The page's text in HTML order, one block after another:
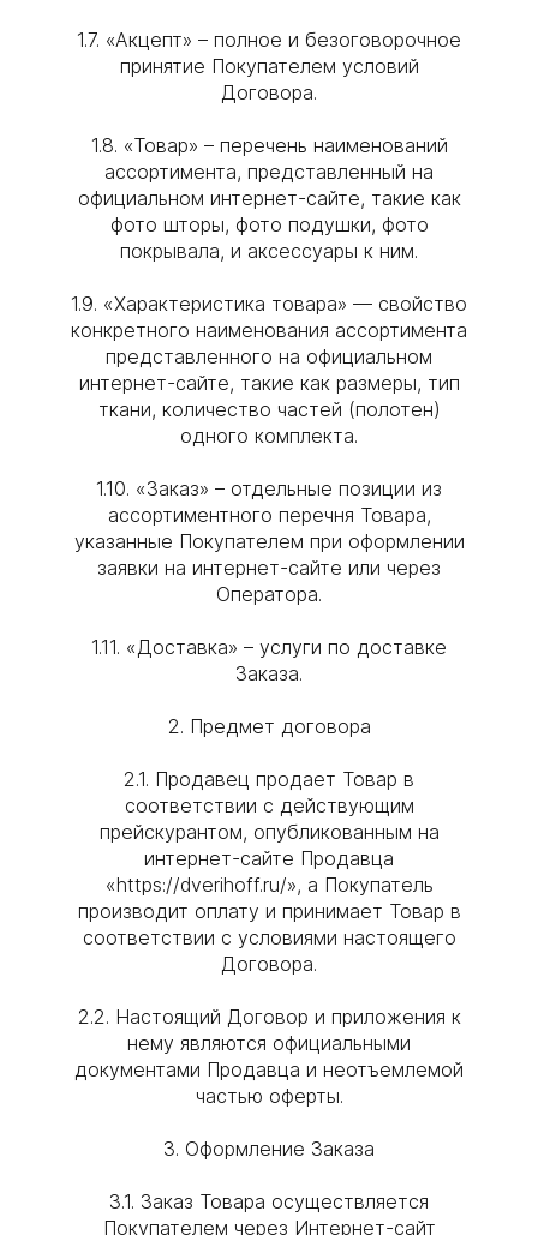
1.7. «Акцепт» – полное и безоговорочное
принятие Покупателем условий
Договора.
1.8. «Товар» – перечень наименований
ассортимента, представленный на
официальном интернет-сайте, такие как
фото шторы, фото подушки, фото
покрывала, и аксессуары к ним.
1.9. «Характеристика товара» — свойство
конкретного наименования ассортимента
представленного на официальном
интернет-сайте, такие как размеры, тип
ткани, количество частей (полотен)
одного комплекта.
1.10. «Заказ» – отдельные позиции из
ассортиментного перечня Товара,
указанные Покупателем при оформлении
заявки на интернет-сайте или через
Оператора.
1.11. «Доставка» – услуги по доставке
Заказа.
2. Предмет договора
2.1. Продавец продает Товар в
соответствии с действующим
прейскурантом, опубликованным на
интернет-сайте Продавца
«https://dverihoff.ru/», а Покупатель
производит оплату и принимает Товар в
соответствии с условиями настоящего
Договора.
2.2. Настоящий Договор и приложения к
нему являются официальными
документами Продавца и неотъемлемой
частью оферты.
3. Оформление Заказа
3.1. Заказ Товара осуществляется
Покупателем через Интернет-сайт